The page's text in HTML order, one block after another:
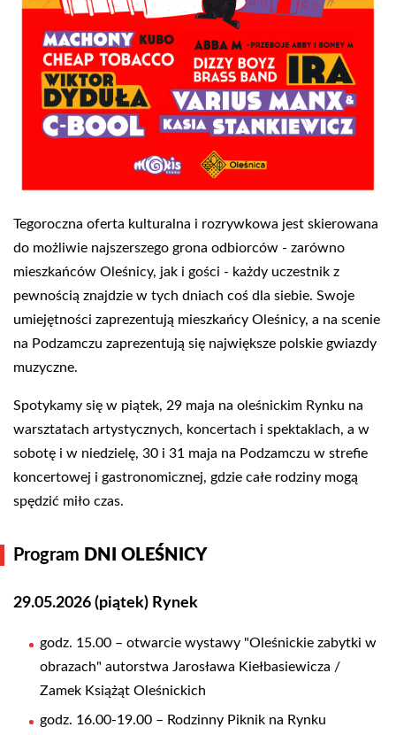
Tegoroczna oferta kulturalna i rozrywkowa jest skierowana
do możliwie najszerszego grona odbiorców - zarówno
mieszkańców Oleśnicy, jak i gości - każdy uczestnik z
pewnością znajdzie w tych dniach coś dla siebie. Swoje
umiejętności zaprezentują mieszkańcy Oleśnicy, a na scenie
na Podzamczu zaprezentują się największe polskie gwiazdy
muzyczne.
Spotykamy się w piątek, 29 maja na oleśnickim Rynku na
warsztatach artystycznych, koncertach i spektaklach, a w
sobotę i w niedzielę, 30 i 31 maja na Podzamczu w strefie
koncertowej i gastronomicznej, gdzie całe rodziny mogą
spędzić miło czas.
Program DNI OLEŚNICY
29.05.2026 (piątek) Rynek
godz. 15.00 – otwarcie wystawy "Oleśnickie zabytki w
obrazach" autorstwa Jarosława Kiełbasiewicza /
Zamek Książąt Oleśnickich
godz. 16.00-19.00 – Rodzinny Piknik na Rynku